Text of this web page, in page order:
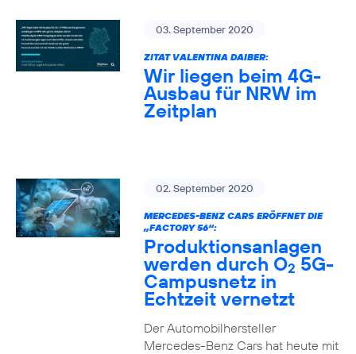
03. September 2020
ZITAT VALENTINA DAIBER:
Wir liegen beim 4G-
Ausbau für NRW im
Zeitplan
02. September 2020
MERCEDES-BENZ CARS ERÖFFNET DIE
„FACTORY 56“:
Produktionsanlagen
werden durch O25G-
Campusnetz in
Echtzeit vernetzt
Der Automobilhersteller
Mercedes-Benz Cars hat heute mit